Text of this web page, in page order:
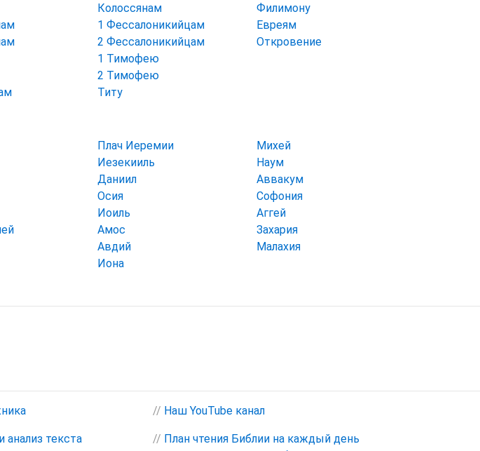
Колоссянам
1 Фессалоникийцам
2 Фессалоникийцам
1 Тимофею
2 Тимофею
Титу
Филимону
Евреям
Откровение
Плач Иеремии
Иезекииль
Даниил
Осия
Иоиль
Амос
Авдий
Иона
Михей
Наум
Аввакум
Софония
Аггей
Захария
Малахия
// Наш YouTube канал
анализ текста
// План чтения Библии на каждый день